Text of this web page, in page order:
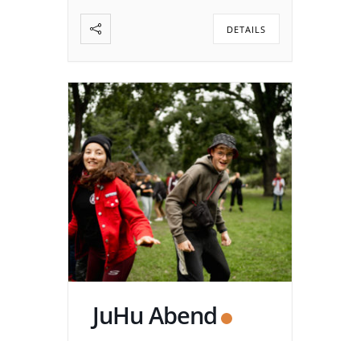
DETAILS
JuHu Abend